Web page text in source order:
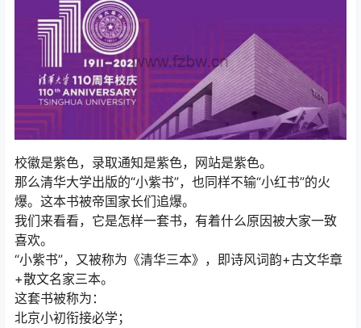
校徽是紫色，录取通知是紫色，网站是紫色。
那么清华大学出版的“小紫书”，也同样不输“小红书”的火
爆。这本书被帝国家长们追爆。
我们来看看，它是怎样一套书，有着什么原因被大家一致
喜欢。
“小紫书”，又被称为《清华三本》，即诗风词韵+古文华章
+散文名家三本。
这套书被称为：
北京小初衔接必学；